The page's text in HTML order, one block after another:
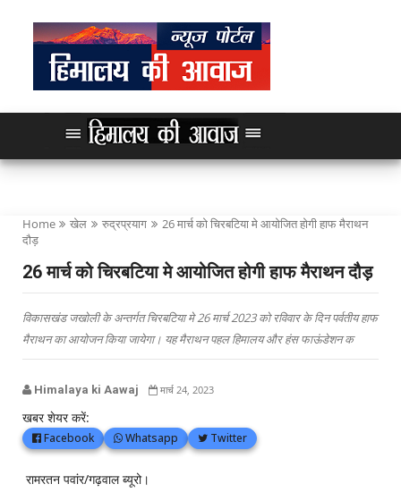
Home खेल रुद्रप्रयाग
26 मार्च को चिरबटिया मे आयोजित होगी हाफ मैराथन
दौड़
26 मार्च को चिरबटिया मे आयोजित होगी हाफ मैराथन दौड़
विकासखंड जखोली के अन्तर्गत चिरबटिया मे 26 मार्च 2023 को रविवार के दिन पर्वतीय हाफ
मैराथन का आयोजन किया जायेगा। यह मैराथन पहल हिमालय और हंस फाऊंडेशन क
Himalaya ki Aawaj मार्च 24, 2023
खबर शेयर करें:
Facebook Whatsapp Twitter
रामरतन पवांर/गढ़वाल ब्यूरो।